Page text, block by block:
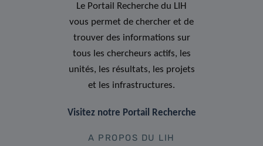
Le Portail Recherche du LIH
vous permet de chercher et de
trouver des informations sur
tous les chercheurs actifs, les
unités, les résultats, les projets
et les infrastructures.
Visitez notre Portail Recherche
A PROPOS DU LIH